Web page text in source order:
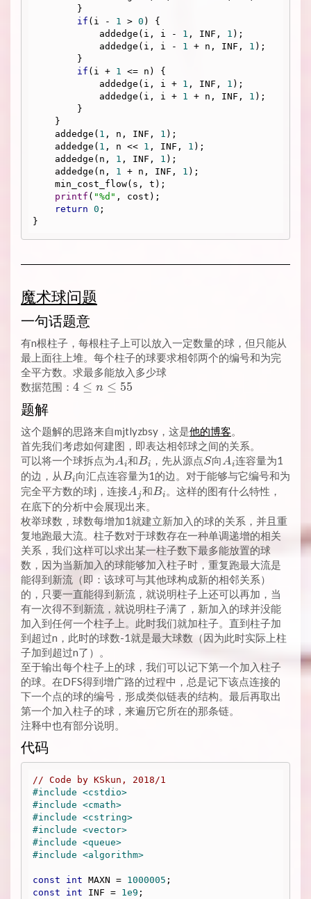
if (i - 1 > 0 ) {
            addedge(i, i -
1 , INF, 1 );
            addedge(i, i -
1 + n, INF, 1 );
if (i + 1 <= n) {
            addedge(i, i +
1 , INF, 1 );
            addedge(i, i +
1 + n, INF, 1 );
    addedge(
1 , n, INF, 1 );
    addedge(
1 , n << 1 , INF, 1 );
    addedge(n,
1 , INF, 1 );
    addedge(n,
1 + n, INF, 1 );
printf ( "%d" , cost);
return 0 ;
魔术球问题
一句话题意
有n根柱子，每根柱子上可以放入一定数量的球，但只能从
最上面往上堆。每个柱子的球要求相邻两个的编号和为完
全平方数。求最多能放入多少球
数据范围： 4
\leq
55
4 ≤ n ≤ 55
题解
这个题解的思路来自mjtlyzbsy，这是他的博客。
首先我们考虑如何建图，即表达相邻球之间的关系。
可以将一个球拆点为A_i
Ai和B_i
Bi ，先从源点S
S向A_i
Ai连容量为1
的边，从B_i
Bi向汇点连容量为1的边。对于能够与它编号和为
完全平方数的球j，连接A_j
Aj和B_i
Bi 。这样的图有什么特性，
在底下的分析中会展现出来。
枚举球数，球数每增加1就建立新加入的球的关系，并且重
复地跑最大流。柱子数对于球数存在一种单调递增的相关
关系，我们这样可以求出某一柱子数下最多能放置的球
数，因为当新加入的球能够加入柱子时，重复跑最大流是
能得到新流（即：该球可与其他球构成新的相邻关系）
的，只要一直能得到新流，就说明柱子上还可以再加，当
有一次得不到新流，就说明柱子满了，新加入的球并没能
加入到任何一个柱子上。此时我们就加柱子。直到柱子加
到超过n，此时的球数-1就是最大球数（因为此时实际上柱
子加到超过n了）。
至于输出每个柱子上的球，我们可以记下第一个加入柱子
的球。在DFS得到增广路的过程中，总是记下该点连接的
下一个点的球的编号，形成类似链表的结构。最后再取出
第一个加入柱子的球，来遍历它所在的那条链。
注释中也有部分说明。
代码
// Code by KSkun, 2018/1
#include <cstdio>
#include <cmath>
#include <cstring>
#include <vector>
#include <queue>
#include <algorithm>
const int MAXN = 1000005
const
int INF = 1e9 ;